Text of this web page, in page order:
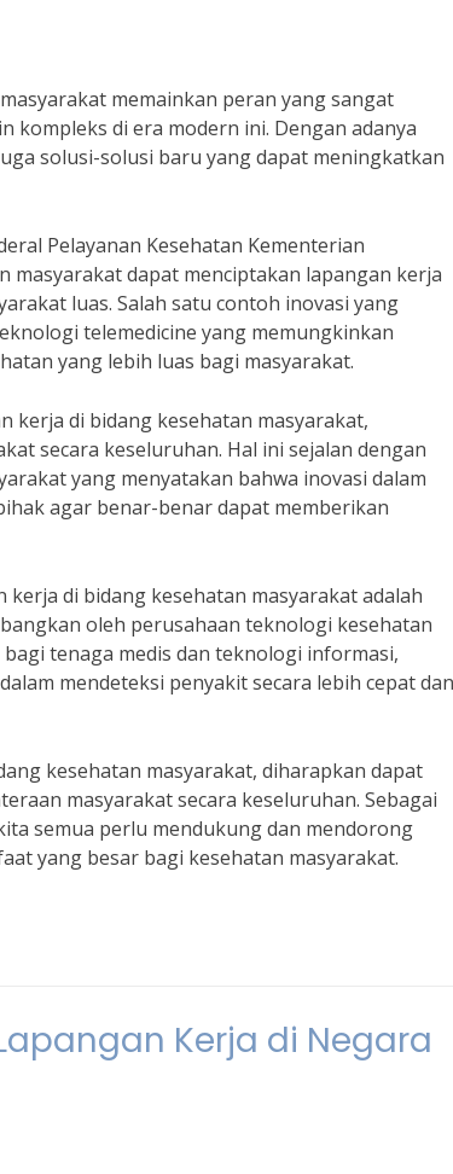
memainkan peran yang sangat
kompleks di era modern ini. Dengan adanya
solusi-solusi baru yang dapat meningkatkan
Pelayanan Kesehatan Kementerian
masyarakat dapat menciptakan lapangan kerja
luas. Salah satu contoh inovasi yang
telemedicine yang memungkinkan
yang lebih luas bagi masyarakat.
kerja di bidang kesehatan masyarakat,
secara keseluruhan. Hal ini sejalan dengan
yang menyatakan bahwa inovasi dalam
agar benar-benar dapat memberikan
di bidang kesehatan masyarakat adalah
oleh perusahaan teknologi kesehatan
tenaga medis dan teknologi informasi,
mendeteksi penyakit secara lebih cepat dan
kesehatan masyarakat, diharapkan dapat
masyarakat secara keseluruhan. Sebagai
semua perlu mendukung dan mendorong
yang besar bagi kesehatan masyarakat.
Kerja di Negara